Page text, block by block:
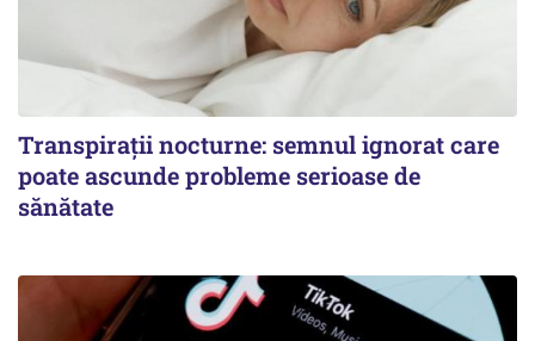
Transpirații nocturne: semnul ignorat care
poate ascunde probleme serioase de
sănătate